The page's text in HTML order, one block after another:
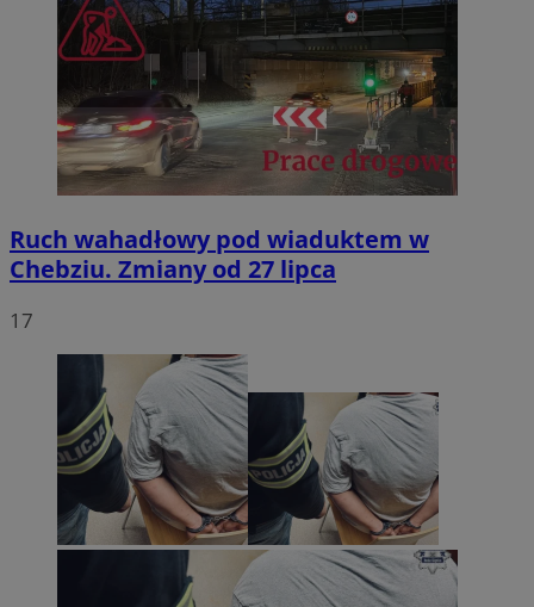
Ruch wahadłowy pod wiaduktem w
Chebziu. Zmiany od 27 lipca
17